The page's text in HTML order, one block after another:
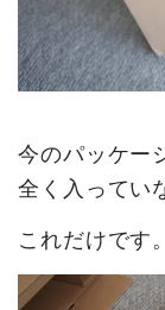
今のパッケー
全く入ってい
これだけです。